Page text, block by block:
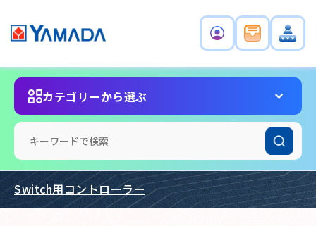
カテゴリーから選ぶ
Switch用コントローラー